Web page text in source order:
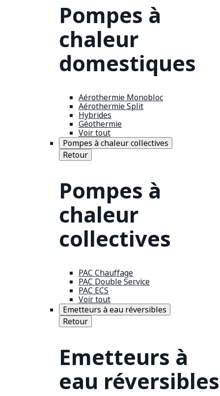
Pompes à
chaleur
domestiques
Aérothermie Monobloc
Aérothermie Split
Hybrides
Géothermie
Voir tout
Pompes à chaleur collectives
Retour
Pompes à
chaleur
collectives
PAC Chauffage
PAC Double Service
PAC ECS
Voir tout
Emetteurs à eau réversibles
Retour
Emetteurs à
eau réversibles